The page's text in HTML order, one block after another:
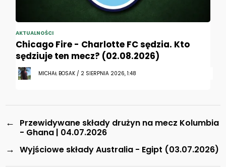
AKTUALNOŚCI
Chicago Fire - Charlotte FC sędzia. Kto
sędziuje ten mecz? (02.08.2026)
MICHAŁ BOSAK / 2 SIERPNIA 2026, 1:48
←
Przewidywane składy drużyn na mecz Kolumbia
- Ghana | 04.07.2026
→ Wyjściowe składy Australia - Egipt (03.07.2026)